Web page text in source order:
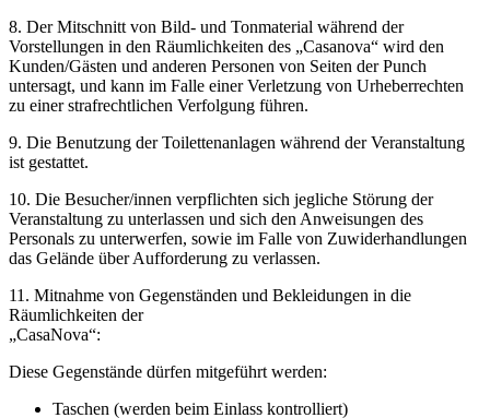
8. Der Mitschnitt von Bild- und Tonmaterial während der
Vorstellungen in den Räumlichkeiten des „Casanova“ wird den
Kunden/Gästen und anderen Personen von Seiten der Punch
untersagt, und kann im Falle einer Verletzung von Urheberrechten
zu einer strafrechtlichen Verfolgung führen.
9. Die Benutzung der Toilettenanlagen während der Veranstaltung
ist gestattet.
10. Die Besucher/innen verpflichten sich jegliche Störung der
Veranstaltung zu unterlassen und sich den Anweisungen des
Personals zu unterwerfen, sowie im Falle von Zuwiderhandlungen
das Gelände über Aufforderung zu verlassen.
11. Mitnahme von Gegenständen und Bekleidungen in die
Räumlichkeiten der
„CasaNova“:
Diese Gegenstände dürfen mitgeführt werden:
Taschen (werden beim Einlass kontrolliert)